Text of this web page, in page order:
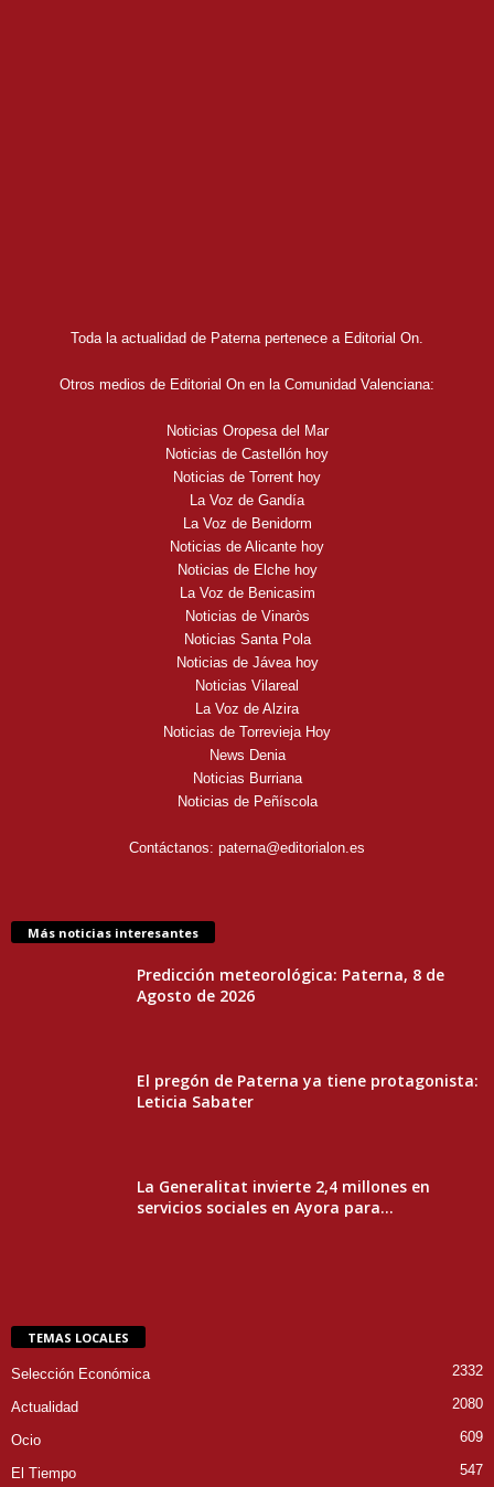
Toda la actualidad de Paterna pertenece a Editorial On.
Otros medios de Editorial On en la Comunidad Valenciana:
Noticias Oropesa del Mar
Noticias de Castellón hoy
Noticias de Torrent hoy
La Voz de Gandía
La Voz de Benidorm
Noticias de Alicante hoy
Noticias de Elche hoy
La Voz de Benicasim
Noticias de Vinaròs
Noticias Santa Pola
Noticias de Jávea hoy
Noticias Vilareal
La Voz de Alzira
Noticias de Torrevieja Hoy
News Denia
Noticias Burriana
Noticias de Peñíscola
Contáctanos: paterna@editorialon.es
Más noticias interesantes
Predicción meteorológica: Paterna, 8 de
Agosto de 2026
El pregón de Paterna ya tiene protagonista:
Leticia Sabater
La Generalitat invierte 2,4 millones en
servicios sociales en Ayora para...
TEMAS LOCALES
Selección Económica 2332
Actualidad 2080
Ocio 609
El Tiempo 547